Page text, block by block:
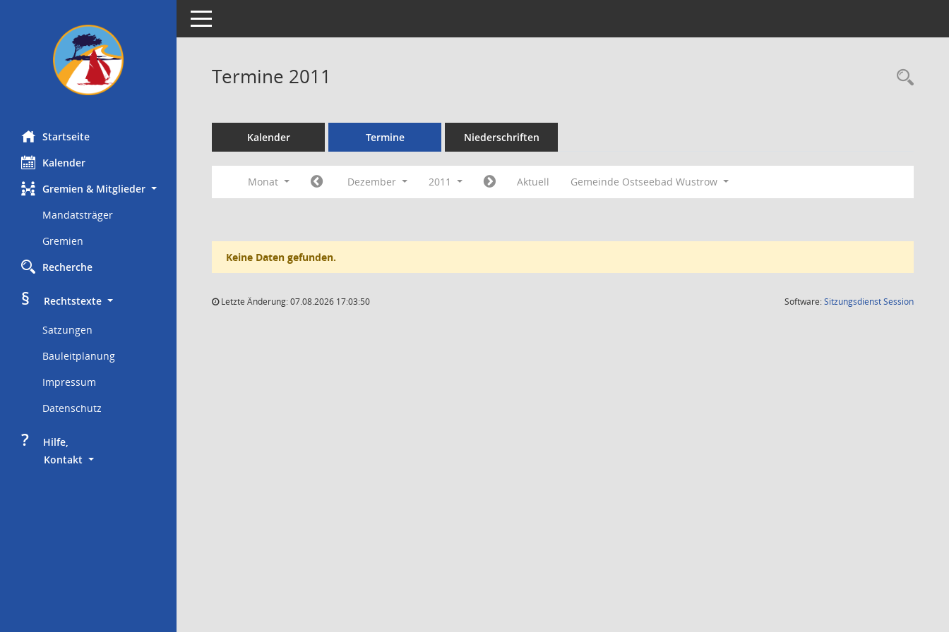
Startseite
Kalender
Gremien & Mitglieder
Mandatsträger
Gremien
Recherche
§
     Rechtstexte
Satzungen
Bauleitplanung
Impressum
Datenschutz
?
     Hilfe,
Kontakt
Toggle navigation
Termine 2011
Kalender Termine Niederschriften
Monat Dezember 2011 Aktuell Gemeinde Ostseebad Wustrow
Keine Daten gefunden.
Letzte Änderung: 07.08.2026 17:03:50 Software:SitzungsdienstSession(Wird in